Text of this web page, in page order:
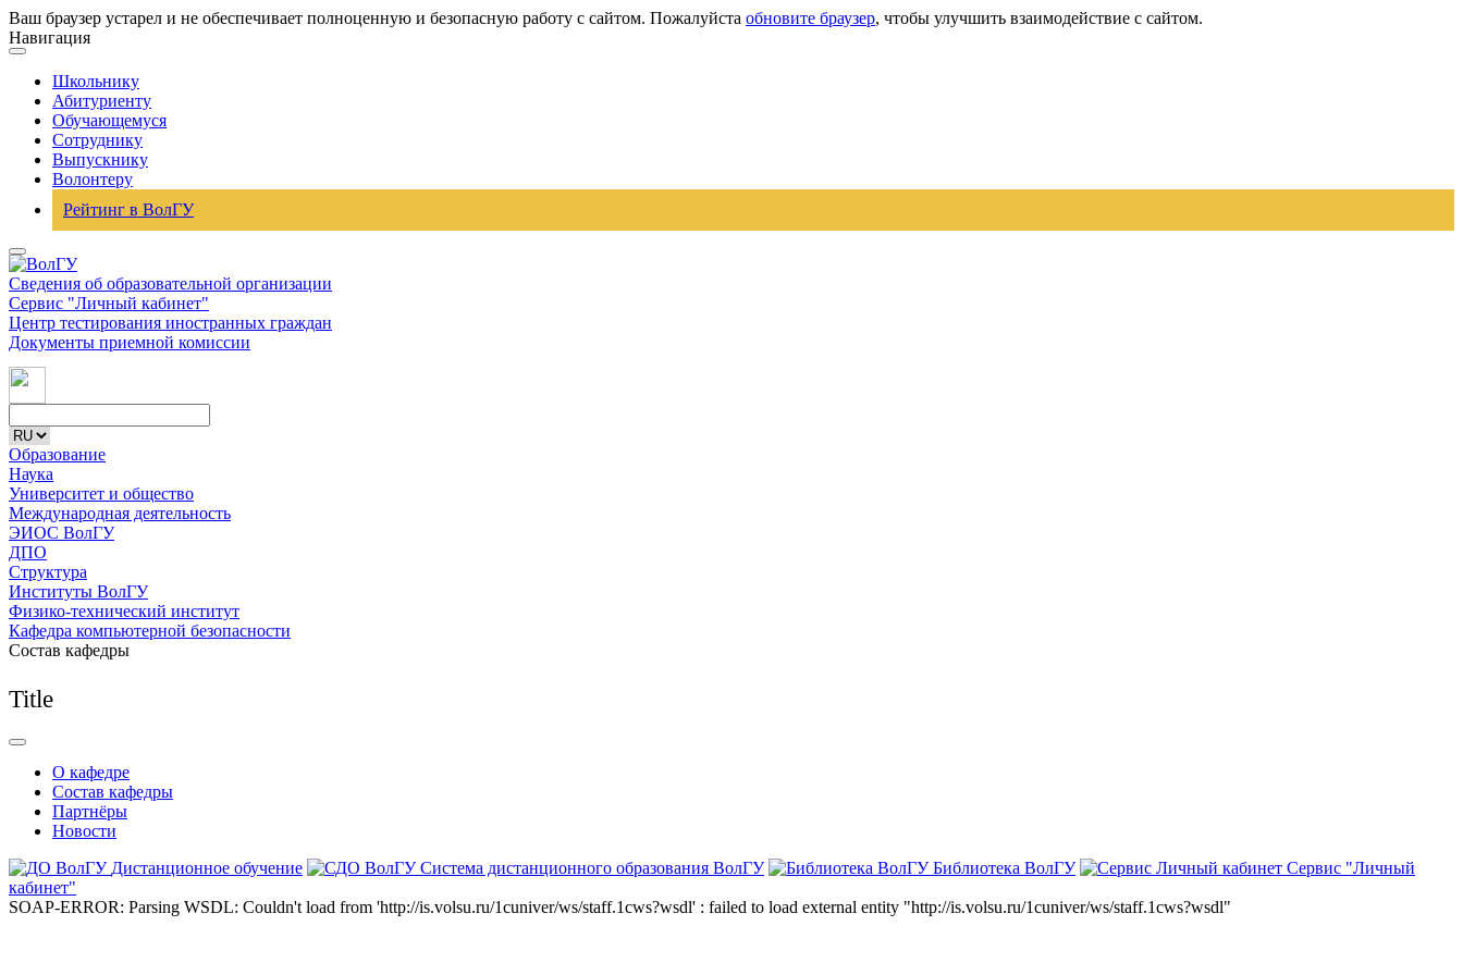
Ваш браузер устарел и не обеспечивает полноценную и безопасную работу с сайтом. Пожалуйста обновите браузер, чтобы улучшить взаимодействие с сайтом.
Навигация
Школьнику
Абитуриенту
Обучающемуся
Сотруднику
Выпускнику
Волонтеру
Рейтинг в ВолГУ
Сведения об образовательной организации
Сервис "Личный кабинет"
Центр тестирования иностранных граждан
Документы приемной комиссии
Образование
Наука
Университет и общество
Международная деятельность
ЭИОС ВолГУ
ДПО
Структура
Институты ВолГУ
Физико-технический институт
Кафедра компьютерной безопасности
Состав кафедры
Title
О кафедре
Состав кафедры
Партнёры
Новости
Дистанционное обучение
Система дистанционного образования ВолГУ Библиотека ВолГУ
Сервис "Личный
кабинет"
SOAP-ERROR: Parsing WSDL: Couldn't load from 'http://is.volsu.ru/1cuniver/ws/staff.1cws?wsdl' : failed to load external entity "http://is.volsu.ru/1cuniver/ws/staff.1cws?wsdl"